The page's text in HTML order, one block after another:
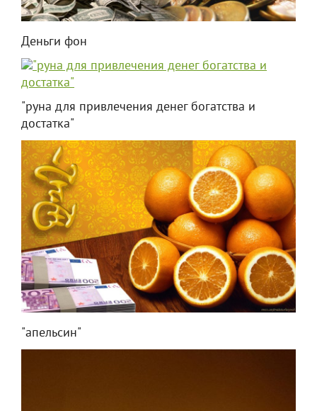
Деньги фон
"руна для привлечения денег богатства и
достатка"
"апельсин"